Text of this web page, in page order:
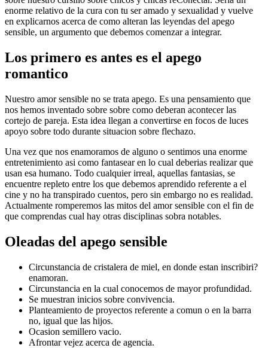
enorme relativo de la cura con tu ser amado y sexualidad y vuelve
en explicarnos acerca de como alteran las leyendas del apego
sensible, un argumento que debemos comenzar a integrar.
Los primero es antes es el apego
romantico
Nuestro amor sensible no se trata apego. Es una pensamiento que
nos hemos inventado sobre sobre como deberan acontecer las
cortejo de pareja. Esta idea llegan a convertirse en focos de luces
apoyo sobre todo durante situacion sobre flechazo.
Una vez que nos enamoramos de alguno o sentimos una enorme
entretenimiento asi­ como fantasear en lo cual deberias realizar que
usan esa humano. Todo cualquier irreal, aquellas fantasias, se
encuentre repleto entre los que debemos aprendido referente a el
cine y no ha transpirado cuentos, pero sin embargo no es realidad.
Actualmente romperemos las mitos del amor sensible con el fin de
que comprendas cual hay otras disciplinas sobra notables.
Oleadas del apego sensible
Circunstancia de cristalera de miel, en donde estan inscribiri?
enamoran.
Circunstancia en la cual conocemos de mayor profundidad.
Se muestran inicios sobre convivencia.
Planteamiento de proyectos referente a comun o en la barra
no, igual que las hijos.
Ocasion semillero vacio.
Afrontar vejez acerca de agencia.